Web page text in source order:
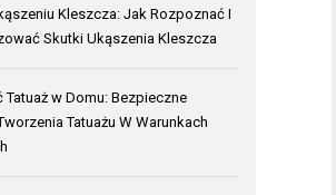
Kleszcza: Jak Rozpoznać I
Skutki Ukąszenia Kleszcza
Tatuaż w Domu: Bezpieczne
Tatuażu W Warunkach